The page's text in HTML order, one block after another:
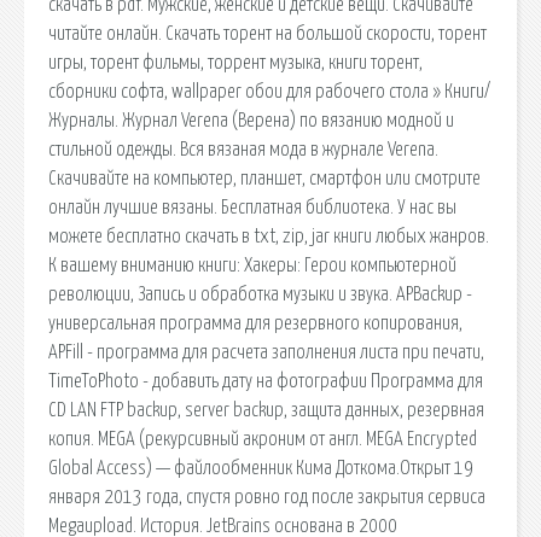
скачать в pdf. Мужские, женские и детские вещи. Скачивайте
читайте онлайн. Скачать торент на большой скорости, торент
игры, торент фильмы, торрент музыка, книги торент,
сборники софта, wallpaper обои для рабочего стола » Книги/
Журналы. Журнал Verena (Верена) по вязанию модной и
стильной одежды. Вся вязаная мода в журнале Verena.
Скачивайте на компьютер, планшет, смартфон или смотрите
онлайн лучшие вязаны. Бесплатная библиотека. У нас вы
можете бесплатно скачать в txt, zip, jar книги любых жанров.
К вашему вниманию книги: Хакеры: Герои компьютерной
революции, Запись и обработка музыки и звука. APBackup -
универсальная программа для резервного копирования,
APFill - программа для расчета заполнения листа при печати,
TimeToPhoto - добавить дату на фотографии Программа для
CD LAN FTP backup, server backup, защита данных, резервная
копия. MEGA (рекурсивный акроним от англ. MEGA Encrypted
Global Access) — файлообменник Кима Доткома.Открыт 19
января 2013 года, спустя ровно год после закрытия сервиса
Megaupload. История. JetBrains основана в 2000